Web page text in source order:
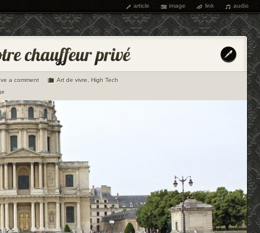
article image link audio
a comment Art de vivre
High Tech